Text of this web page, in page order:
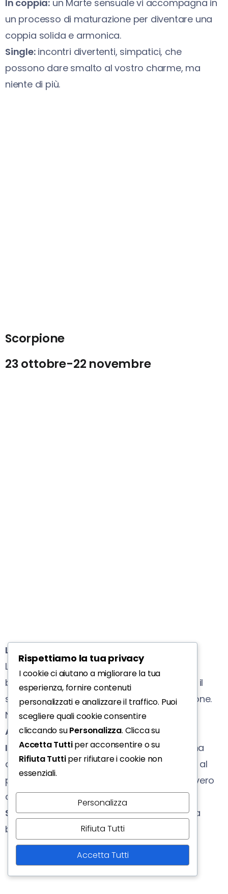
In coppia: un Marte sensuale vi accompagna in
un processo di maturazione per diventare una
coppia solida e armonica.
Single:incontri divertenti, simpatici, che
possono dare smalto al vostro charme, ma
niente di più.
Scorpione
23 ottobre-22 novembre
LAVORO
La settimana inizia con qualche impiccio
burocratico, ma poi comincerete a trovare il
sistema che vi aiuterà a risolvere la situazione.
Novità per chi è in cerca di un impiego.
AMORE
In coppia:giornate spumeggianti all’insegna
della leggerezza. Le attenzioni che rivolgete al
partner sono molto apprezzate e sono un vero
collante per il vostro legame.
Single:finalmente c’è una persona che vi fa
battere il cuore e a cui state pensando.
Rispettiamo la tua privacy
I cookie ci aiutano a migliorare la tua
esperienza, fornire contenuti
personalizzati e analizzare il traffico. Puoi
scegliere quali cookie consentire
cliccando suPersonalizza. Clicca su
Accetta Tuttiper acconsentire o su
Rifiuta Tuttiper rifiutare i cookie non
essenziali.
Personalizza
Rifiuta Tutti
Accetta Tutti